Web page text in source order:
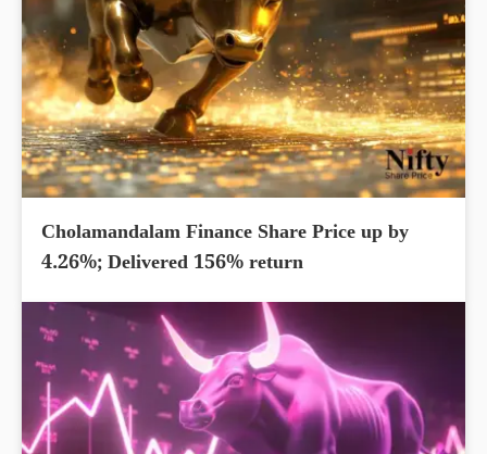
Cholamandalam Finance Share Price up by
4.26%; Delivered 156% return